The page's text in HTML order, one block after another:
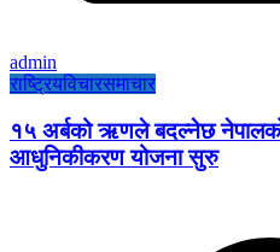
admin
राष्ट्रियविचारसमाचार
१५ अर्बको ऋणले बदल्नेछ
आधुनिकीकरण योजना सुरु